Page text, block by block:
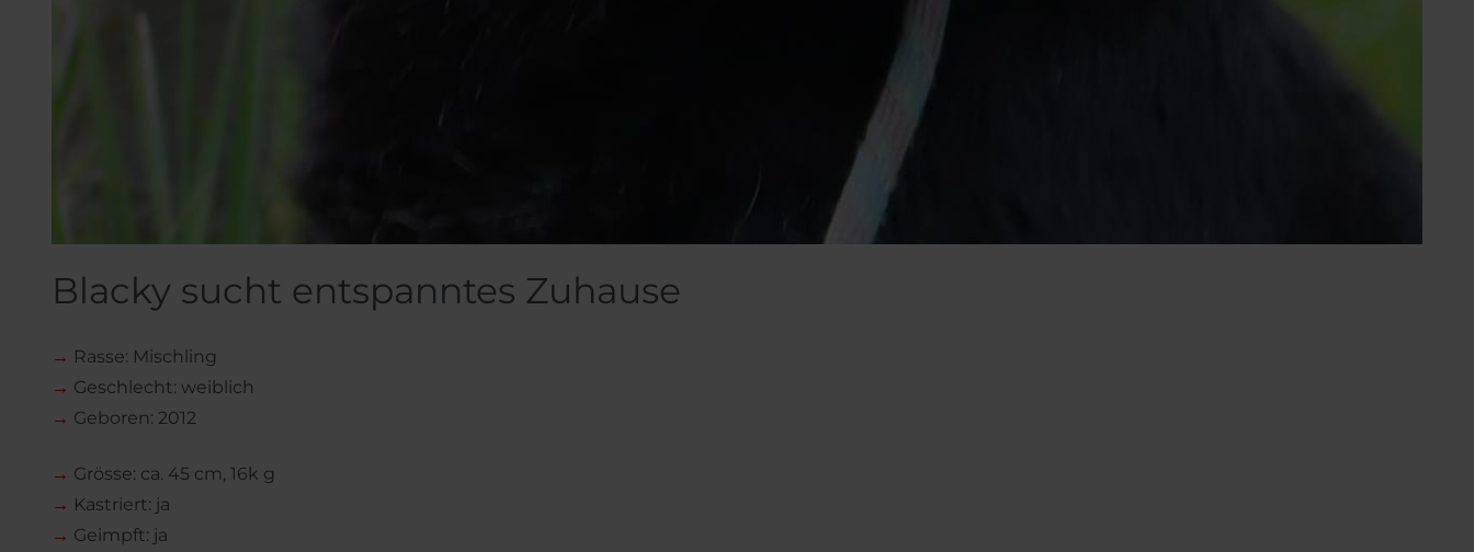
Blacky sucht entspanntes Zuhause
→ Rasse: Mischling
→ Geschlecht: weiblich
→ Geboren: 2012
→ Grösse: ca. 45 cm, 16k g
→ Kastriert: ja
→ Geimpft: ja